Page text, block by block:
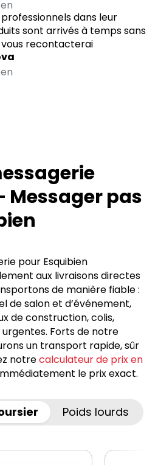
dans leur
sont arrivés à temps sans
recontacterai
Messager pas
pour Esquibien
aux livraisons directes
de manière fiable :
de salon et d’événement,
de construction, colis,
Forts de notre
un transport rapide, sûr
notrecalculateur de prix en
le prix exact.
Poids lourds